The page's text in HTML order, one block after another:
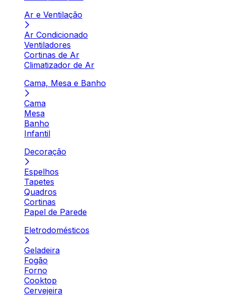
Ar e Ventilação
Ar Condicionado
Ventiladores
Cortinas de Ar
Climatizador de Ar
Cama, Mesa e Banho
Cama
Mesa
Banho
Infantil
Decoração
Espelhos
Tapetes
Quadros
Cortinas
Papel de Parede
Eletrodomésticos
Geladeira
Fogão
Forno
Cooktop
Cervejeira